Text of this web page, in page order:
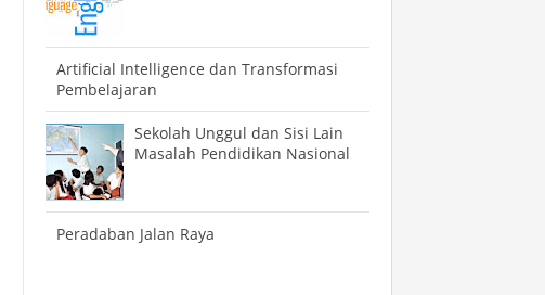
Artificial Intelligence dan Transformasi
Pembelajaran
Sekolah Unggul dan Sisi Lain
Masalah Pendidikan Nasional
Peradaban Jalan Raya